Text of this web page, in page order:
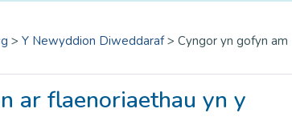
> Y Newyddion Diweddaraf> Cyngor yn gofyn am
ar flaenoriaethau yn y